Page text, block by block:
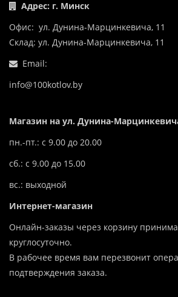
Адрес: г. Минск
Офис: ул. Дунина-Марцинкевича, 11
Склад: ул. Дунина-Марцинкевича, 11
Email:
info@100kotlov.by
Магазин на ул. Дунина-
пн.-пт.: с 9.00 до 20.00
сб.: с 9.00 до 15.00
вс.: выходной
Интернет-магазин
Онлайн-заказы через корзину
круглосуточно.
В рабочее время вам перезвонит
подтверждения заказа.